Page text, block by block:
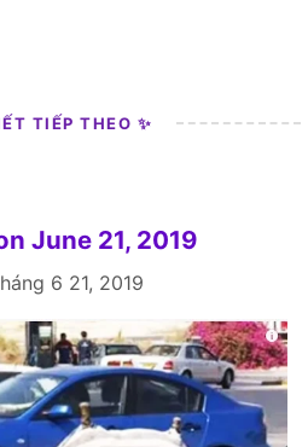
TIẾP THEO ✨
June 21, 2019
6 21, 2019